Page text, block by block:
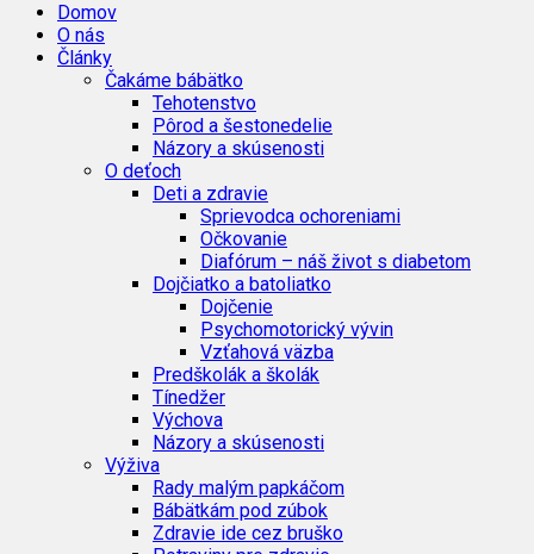
Domov
O nás
Články
Čakáme bábätko
Tehotenstvo
Pôrod a šestonedelie
Názory a skúsenosti
O deťoch
Deti a zdravie
Sprievodca ochoreniami
Očkovanie
Diafórum – náš život s diabetom
Dojčiatko a batoliatko
Dojčenie
Psychomotorický vývin
Vzťahová väzba
Predškolák a školák
Tínedžer
Výchova
Názory a skúsenosti
Výživa
Rady malým papkáčom
Bábätkám pod zúbok
Zdravie ide cez bruško